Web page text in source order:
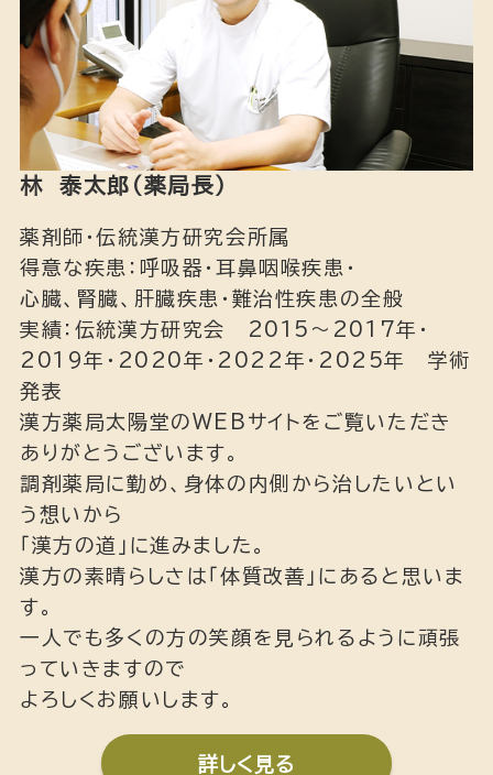
林 泰太郎（薬局長）
薬剤師・伝統漢方研究会所属
得意な疾患：呼吸器・耳鼻咽喉疾患・
心臓、腎臓、肝臓疾患・難治性疾患の全般
実績：伝統漢方研究会 2015～2017年・
2019年・2020年・2022年・2025年 学術
発表
漢方薬局太陽堂のWEBサイトをご覧いただき
ありがとうございます。
調剤薬局に勤め、身体の内側から治したいとい
う想いから
「漢方の道」に進みました。
漢方の素晴らしさは「体質改善」にあると思いま
す。
一人でも多くの方の笑顔を見られるように頑張
っていきますので
よろしくお願いします。
詳しく見る